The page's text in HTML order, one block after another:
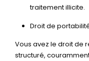
traitement illicite.
Droit de
Vous avez le droit de
structuré,